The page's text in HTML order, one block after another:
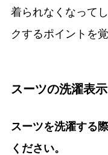
着られなくなって
クするポイントを
スーツの洗濯表
スーツを洗濯する
ください。